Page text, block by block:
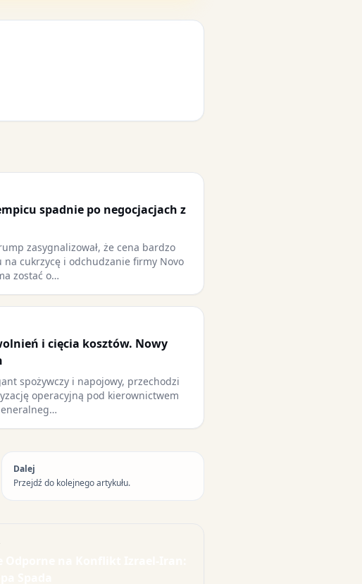
spadnie po negocjacjach z
zasygnalizował, że cena bardzo
na cukrzycę i odchudzanie firmy Novo
zostać o…
i cięcia kosztów. Nowy
spożywczy i napojowy, przechodzi
operacyjną pod kierownictwem
Dalej
Przejdź do kolejnego artykułu.